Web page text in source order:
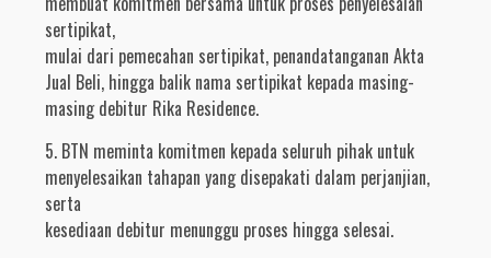
sertipikat,
mulai dari pemecahan sertipikat, penandatanganan Akta
Jual Beli, hingga balik nama sertipikat kepada masing-
masing debitur Rika Residence.
5. BTN meminta komitmen kepada seluruh pihak untuk
menyelesaikan tahapan yang disepakati dalam perjanjian,
serta
kesediaan debitur menunggu proses hingga selesai.